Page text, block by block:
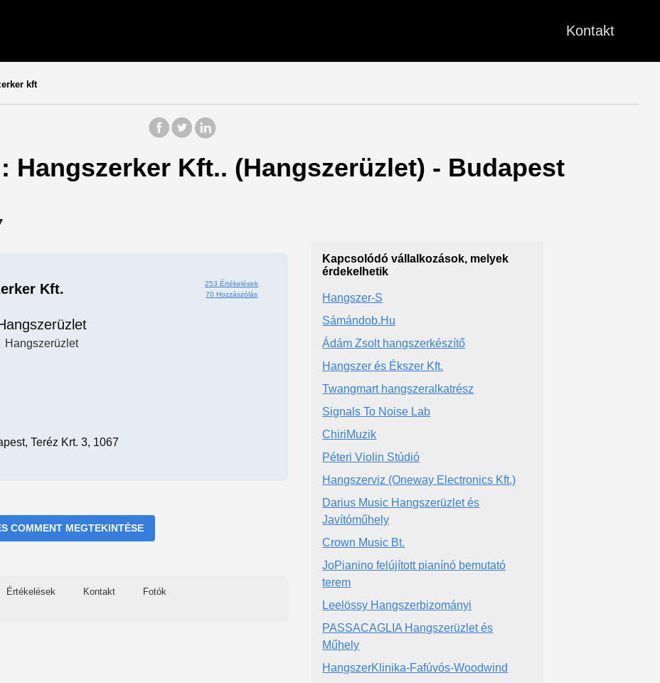
Kontakt
kft
Hangszerker Kft.. (Hangszerüzlet) - Budapest
Kft.
253 Értékelések
70 Hozzászólás
Hangszerüzlet
Teréz Krt. 3, 1067
COMMENT MEGTEKINTÉSE
Értékelések Kontakt Fotók
Kapcsolódó vállalkozások, melyek
érdekelhetik
Hangszer-S
Sámándob.Hu
Ádám Zsolt hangszerkészítő
Hangszer és Ékszer Kft.
Twangmart hangszeralkatrész
Signals To Noise Lab
ChiriMuzik
Péteri Violin Stúdió
Hangszerviz (Oneway Electronics Kft.)
Darius Music Hangszerüzlet és
Javítóműhely
Crown Music Bt.
JoPianino felújított pianínó bemutató
terem
Leelössy Hangszerbizományi
PASSACAGLIA Hangszerüzlet és
Műhely
HangszerKlinika-Fafúvós-Woodwind